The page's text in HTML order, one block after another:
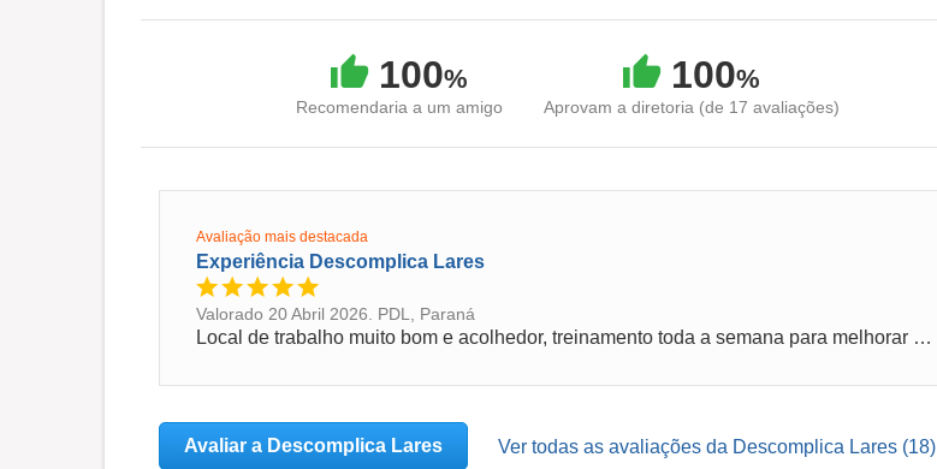
100%
Recomendaria a um amigo
100%
Aprovam a diretoria (de 17 avaliações)
Avaliação mais destacada
Experiência Descomplica Lares
Valorado 20 Abril 2026. PDL, Paraná
Local de trabalho muito bom e acolhedor, treinamento toda a semana para melhorar as habilidades comunicativas e como ter mais conexão com os...
Avaliar a Descomplica Lares Ver todas as avaliações da Descomplica Lares (18)